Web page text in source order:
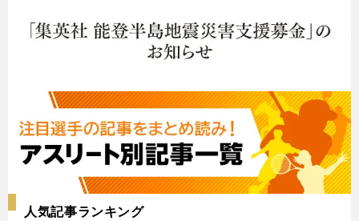
人気記事ランキング